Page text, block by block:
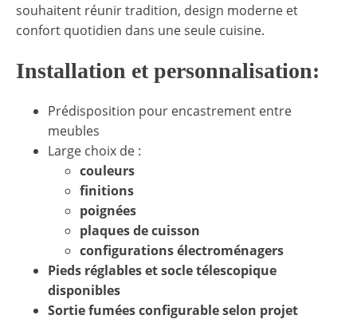
souhaitent réunir tradition, design moderne et
confort quotidien dans une seule cuisine.
Installation et personnalisation:
Prédisposition pour encastrement entre
meubles
Large choix de :
couleurs
finitions
poignées
plaques de cuisson
configurations électroménagers
Pieds réglables et socle télescopique
disponibles
Sortie fumées configurable selon projet